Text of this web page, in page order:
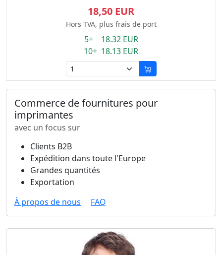
18,50 EUR
Hors TVA, plus frais de port
5+ 18.32 EUR
10+ 18.13 EUR
Commerce de fournitures pour
imprimantes
avec un focus sur
Clients B2B
Expédition dans toute l'Europe
Grandes quantités
Exportation
À propos de nous
FAQ